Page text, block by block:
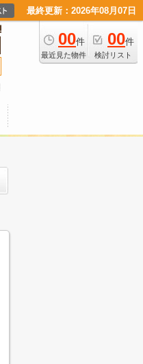
最終更新：2026年08月07日
00件
最近見た物件
00件
検討リスト